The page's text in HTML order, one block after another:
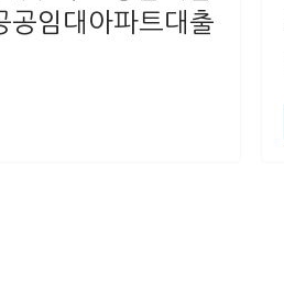
공임대아파트대출